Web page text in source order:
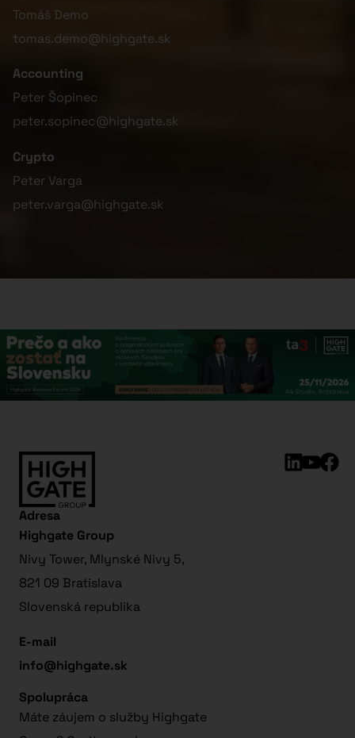
Tomáš Demo
tomas.demo@highgate.sk
Accounting
Peter Šopinec
peter.sopinec@highgate.sk
Crypto
Peter Varga
peter.varga@highgate.sk
Adresa
Highgate Group
Nivy Tower, Mlynské Nivy 5,
821 09 Bratislava
Slovenská republika
E-mail
info@highgate.sk
Spolupráca
Máte záujem o služby Highgate